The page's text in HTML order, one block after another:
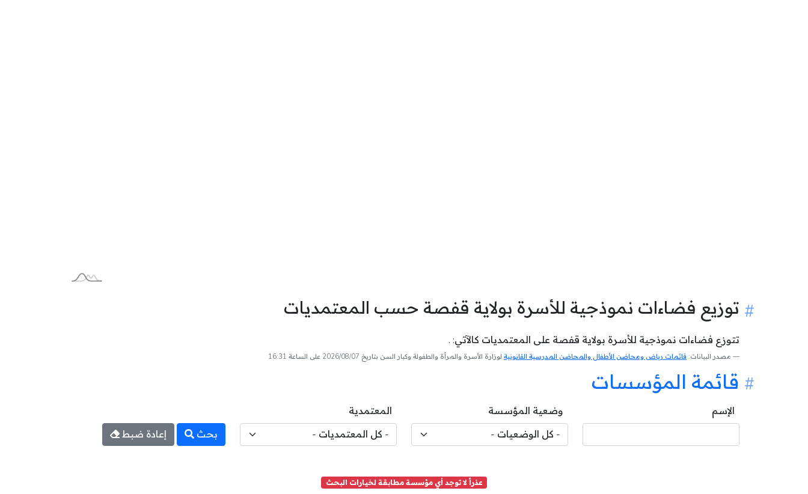
توزيع فضاءات نموذجية للأسرة بولاية قفصة حسب المعتمديات
تتوزع فضاءات نموذجية للأسرة بولاية قفصة على المعتمديات كالآتي: .
مصدر البيانات: قائمات رياض ومحاضن الأطفال والمحاضن المدرسية القانونية لوزارة الأسرة والمرأة والطفولة وكبار السن بتاريخ 2026/08/07 على الساعة 16:31
قائمة المؤسسات
الإسم وضعية المؤسسة
المعتمدية
بحث
إعادة ضبط
عذراً لا توجد أي مؤسسة مطابقة لخيارات البحث